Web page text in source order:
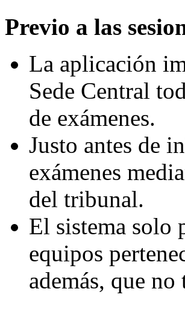
Previo a las
La aplicación
Sede Central
de exámenes.
Justo antes de
exámenes
del tribunal.
El sistema solo
equipos
además, que